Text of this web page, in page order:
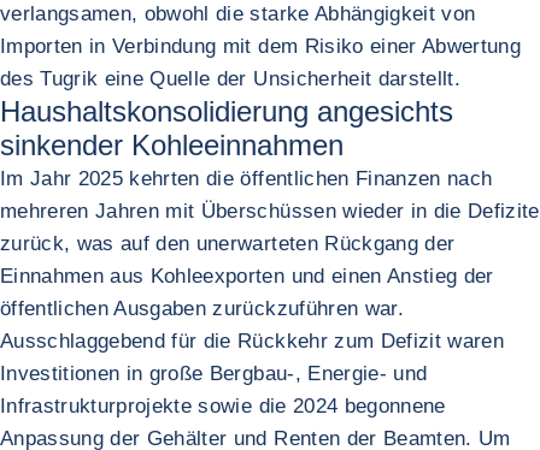
verlangsamen, obwohl die starke Abhängigkeit von
Importen in Verbindung mit dem Risiko einer Abwertung
des Tugrik eine Quelle der Unsicherheit darstellt.
Haushaltskonsolidierung angesichts
sinkender Kohleeinnahmen
Im Jahr 2025 kehrten die öffentlichen Finanzen nach
mehreren Jahren mit Überschüssen wieder in die Defizite
zurück, was auf den unerwarteten Rückgang der
Einnahmen aus Kohleexporten und einen Anstieg der
öffentlichen Ausgaben zurückzuführen war.
Ausschlaggebend für die Rückkehr zum Defizit waren
Investitionen in große Bergbau-, Energie- und
Infrastrukturprojekte sowie die 2024 begonnene
Anpassung der Gehälter und Renten der Beamten. Um